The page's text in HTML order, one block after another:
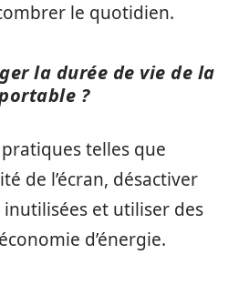
le quotidien.
la durée de vie de la
?
telles que
de l’écran, désactiver
et utiliser des
d’énergie.